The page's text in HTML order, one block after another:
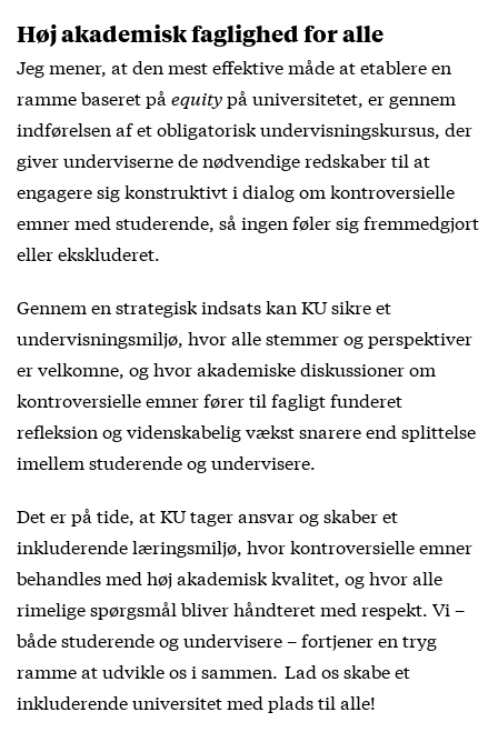
Høj akademisk faglighed for alle
Jeg mener, at den mest effektive måde at etablere en
ramme baseret på equitypå universitetet, er gennem
indførelsen af et obligatorisk undervisningskursus, der
giver underviserne de nødvendige redskaber til at
engagere sig konstruktivt i dialog om kontroversielle
emner med studerende, så ingen føler sig fremmedgjort
eller ekskluderet.
Gennem en strategisk indsats kan KU sikre et
undervisningsmiljø, hvor alle stemmer og perspektiver
er velkomne, og hvor akademiske diskussioner om
kontroversielle emner fører til fagligt funderet
refleksion og videnskabelig vækst snarere end splittelse
imellem studerende og undervisere.
Det er på tide, at KU tager ansvar og skaber et
inkluderende læringsmiljø, hvor kontroversielle emner
behandles med høj akademisk kvalitet, og hvor alle
rimelige spørgsmål bliver håndteret med respekt. Vi –
både studerende og undervisere – fortjener en tryg
ramme at udvikle os i sammen. Lad os skabe et
inkluderende universitet med plads til alle!